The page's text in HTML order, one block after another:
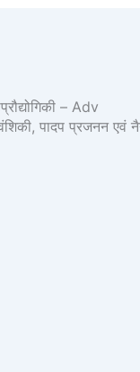
– Adv
पादप प्रजनन एवं